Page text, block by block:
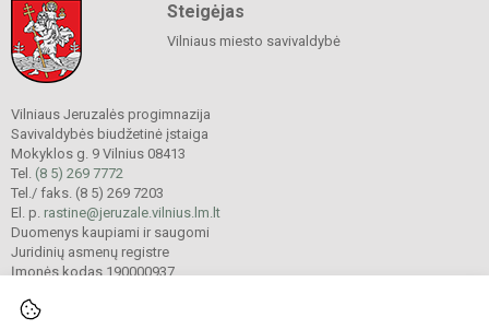
Steigėjas
Vilniaus miesto savivaldybė
Vilniaus Jeruzalės progimnazija
Savivaldybės biudžetinė įstaiga
Mokyklos g. 9 Vilnius 08413
Tel. (8 5) 269 7772
Tel./ faks. (8 5) 269 7203
El. p. rastine@jeruzale.vilnius.lm.lt
Duomenys kaupiami ir saugomi
Juridinių asmenų registre
Įmonės kodas 190000937